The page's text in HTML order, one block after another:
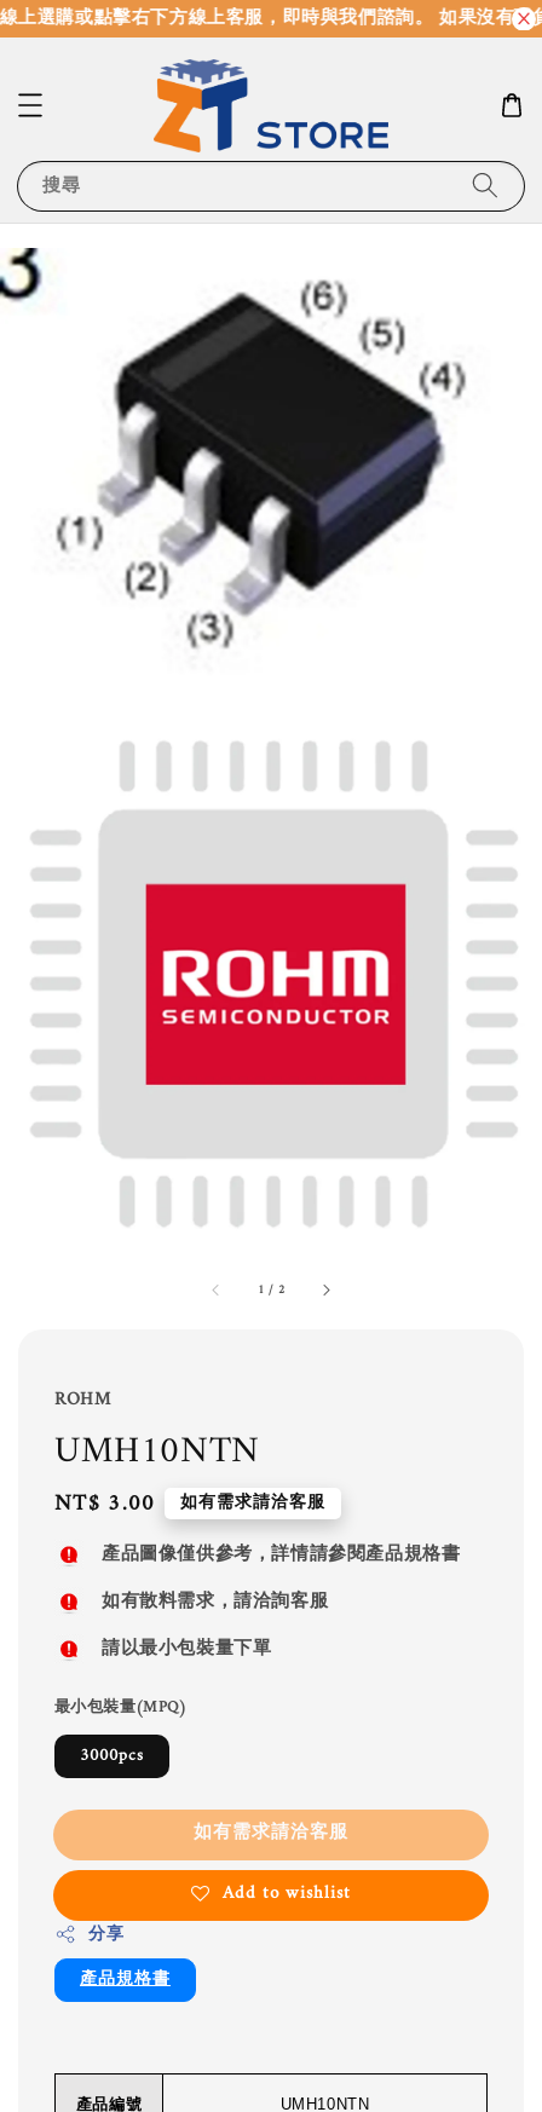
選購或點擊右下方線上客服，即時與我們諮詢。 如果沒有現
搜尋
1 / 2
ROHM
UMH10NTN
Regular
price
NT$ 3.00 如有需求請洽客服
產品圖像僅供參考，詳情請參閱產品規格書
如有散料需求，請洽詢客服
請以最小包裝量下單
最小包裝量(MPQ)
3000pcs
如有需求請洽客服
Add to wishlist
分享
產品規格書
產品編號 UMH10NTN